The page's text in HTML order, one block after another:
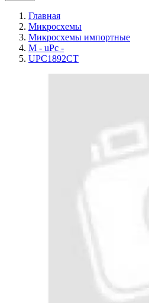
Главная
Микросхемы
Микросхемы импортные
M - uPc -
UPC1892CT